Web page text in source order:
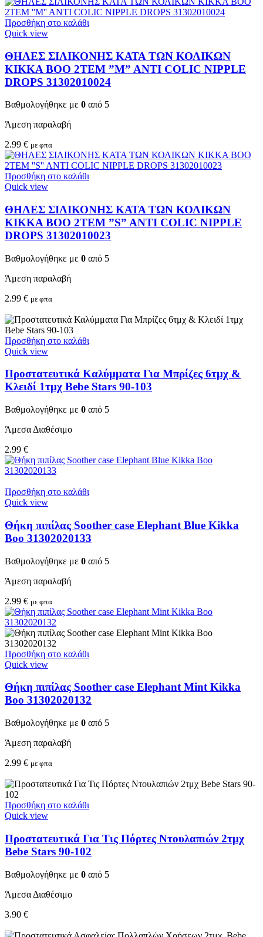
Προσθήκη στο καλάθι
Quick view
ΘΗΛΕΣ ΣΙΛΙΚΟΝΗΣ ΚΑΤΑ ΤΩΝ ΚΟΛΙΚΩΝ
KIKKA BOO 2TEM ”M” ANTI COLIC NIPPLE
DROPS 31302010024
Βαθμολογήθηκε με 0 από 5
Άμεση παραλαβή
2.99 € με φπα
Προσθήκη στο καλάθι
Quick view
ΘΗΛΕΣ ΣΙΛΙΚΟΝΗΣ ΚΑΤΑ ΤΩΝ ΚΟΛΙΚΩΝ
KIKKA BOO 2TEM ”S” ANTI COLIC NIPPLE
DROPS 31302010023
Βαθμολογήθηκε με 0 από 5
Άμεση παραλαβή
2.99 € με φπα
Προσθήκη στο καλάθι
Quick view
Προστατευτικά Καλύμματα Για Μπρίζες 6τμχ &
Κλειδί 1τμχ Bebe Stars 90-103
Βαθμολογήθηκε με 0 από 5
Άμεσα Διαθέσιμο
2.99 €
Προσθήκη στο καλάθι
Quick view
Θήκη πιπίλας Soother case Elephant Blue Kikka
Boo 31302020133
Βαθμολογήθηκε με 0 από 5
Άμεση παραλαβή
2.99 € με φπα
Προσθήκη στο καλάθι
Quick view
Θήκη πιπίλας Soother case Elephant Mint Kikka
Boo 31302020132
Βαθμολογήθηκε με 0 από 5
Άμεση παραλαβή
2.99 € με φπα
Προσθήκη στο καλάθι
Quick view
Προστατευτικά Για Τις Πόρτες Ντουλαπιών 2τμχ
Bebe Stars 90-102
Βαθμολογήθηκε με 0 από 5
Άμεσα Διαθέσιμο
3.90 €